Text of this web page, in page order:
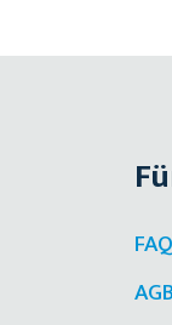
FAQ
AGB